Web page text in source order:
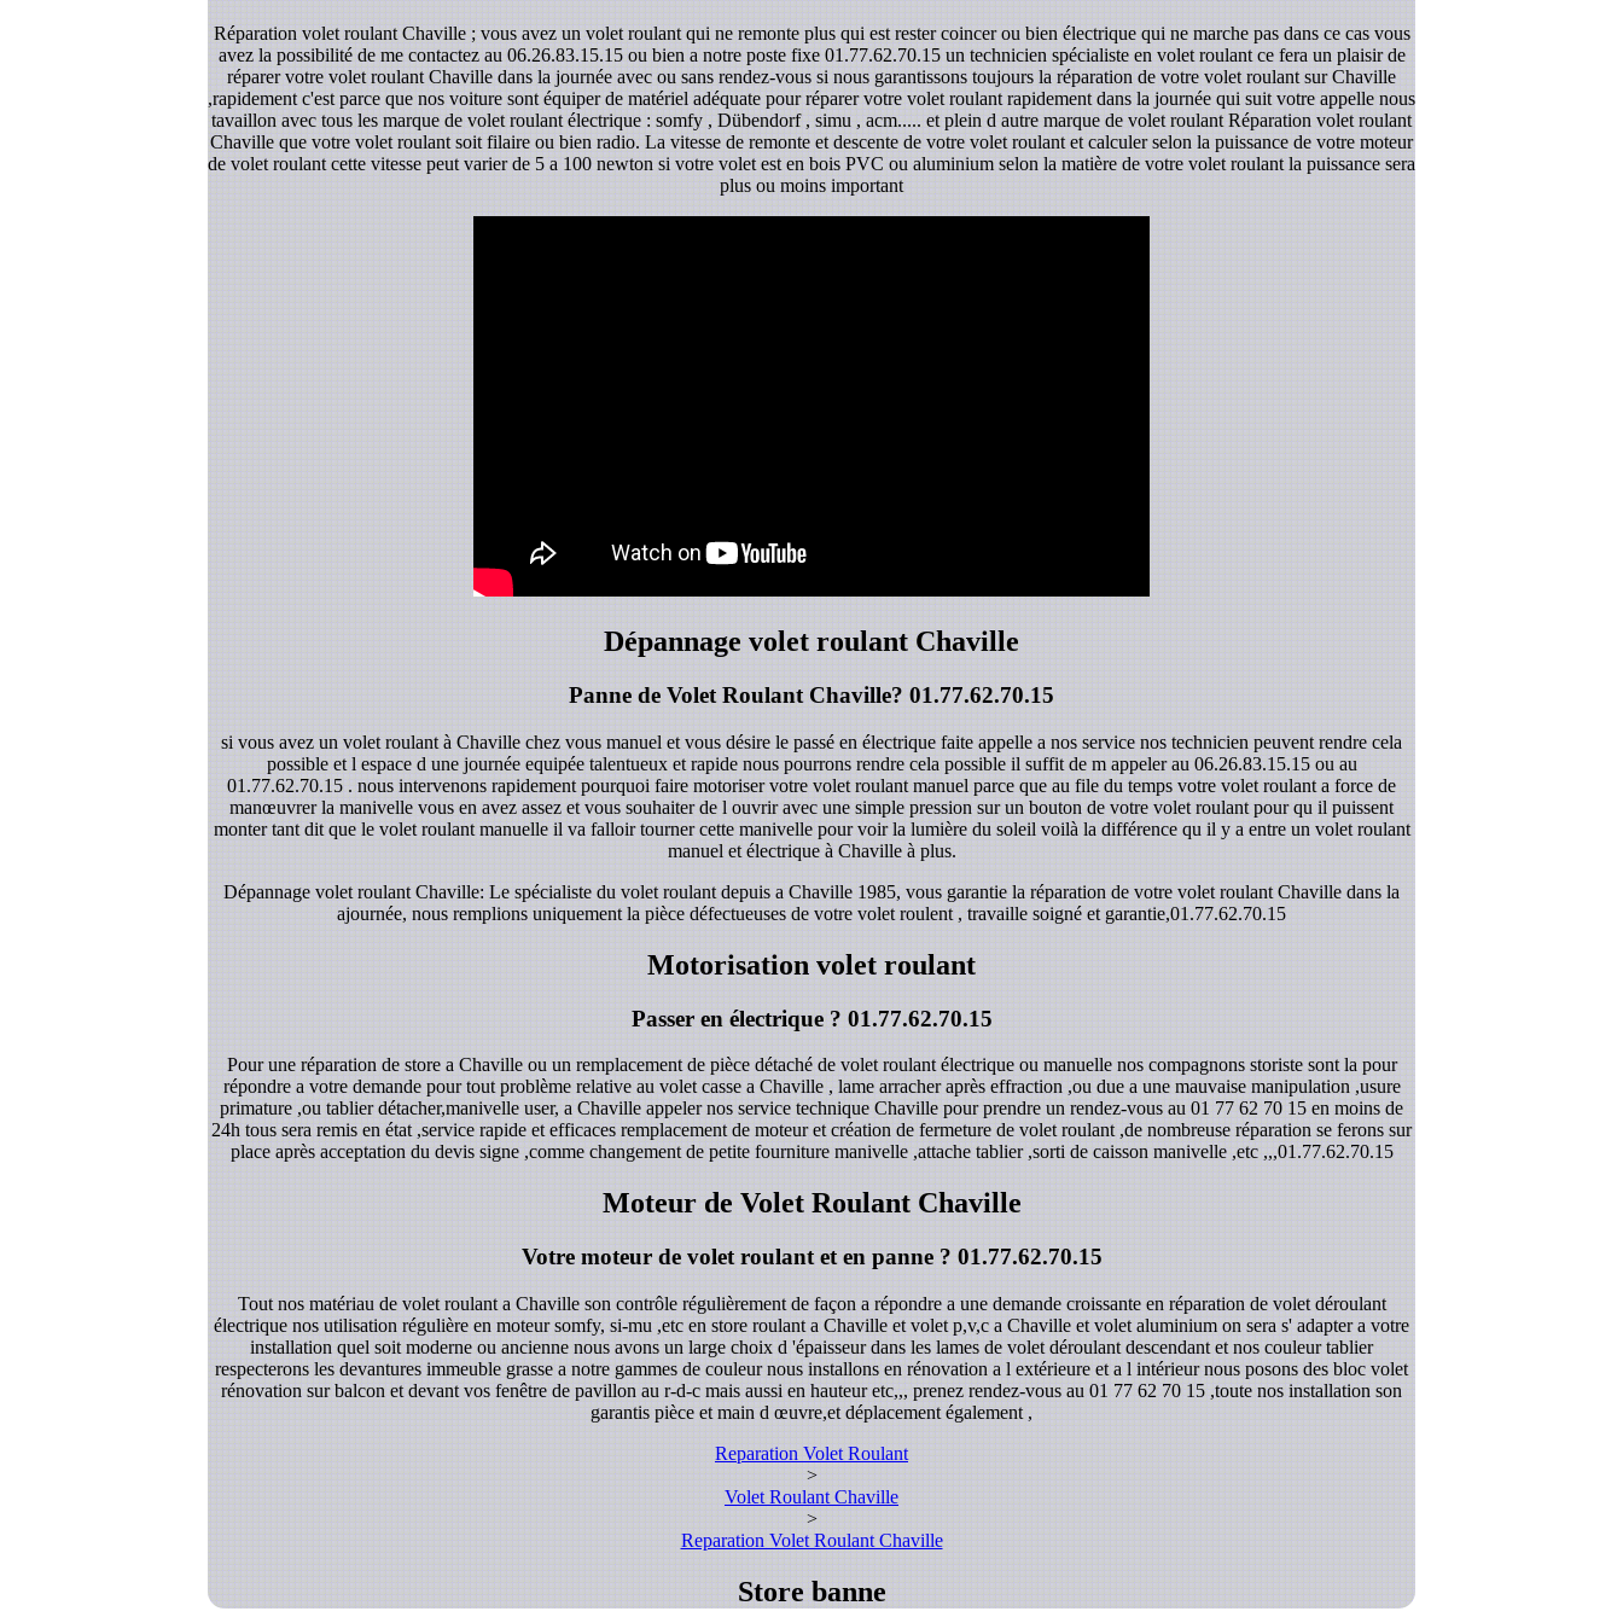
Réparation volet roulant Chaville ; vous avez un volet roulant qui ne remonte plus qui est rester coincer ou bien électrique qui ne marche pas dans ce cas vous
avez la possibilité de me contactez au 06.26.83.15.15 ou bien a notre poste fixe 01.77.62.70.15 un technicien spécialiste en volet roulant ce fera un plaisir de
réparer votre volet roulant Chaville dans la journée avec ou sans rendez-vous si nous garantissons toujours la réparation de votre volet roulant sur Chaville
,rapidement c'est parce que nos voiture sont équiper de matériel adéquate pour réparer votre volet roulant rapidement dans la journée qui suit votre appelle nous
tavaillon avec tous les marque de volet roulant électrique : somfy , Dübendorf , simu , acm..... et plein d autre marque de volet roulant Réparation volet roulant
Chaville que votre volet roulant soit filaire ou bien radio. La vitesse de remonte et descente de votre volet roulant et calculer selon la puissance de votre moteur
de volet roulant cette vitesse peut varier de 5 a 100 newton si votre volet est en bois PVC ou aluminium selon la matière de votre volet roulant la puissance sera
plus ou moins important
Dépannage volet roulant Chaville
Panne de Volet Roulant Chaville?01.77.62.70.15
si vous avez un volet roulant à Chaville chez vous manuel et vous désire le passé en électrique faite appelle a nos service nos technicien peuvent rendre cela
possible et l espace d une journée equipée talentueux et rapide nous pourrons rendre cela possible il suffit de m appeler au 06.26.83.15.15 ou au
01.77.62.70.15 . nous intervenons rapidement pourquoi faire motoriser votre volet roulant manuel parce que au file du temps votre volet roulant a force de
manœuvrer la manivelle vous en avez assez et vous souhaiter de l ouvrir avec une simple pression sur un bouton de votre volet roulant pour qu il puissent
monter tant dit que le volet roulant manuelle il va falloir tourner cette manivelle pour voir la lumière du soleil voilà la différence qu il y a entre un volet roulant
manuel et électrique à Chaville à plus.
Dépannage volet roulant Chaville: Le spécialiste du volet roulant depuis a Chaville 1985, vous garantie la réparation de votre volet roulant Chaville dans la
ajournée, nous remplions uniquement la pièce défectueuses de votre volet roulent , travaille soigné et garantie,01.77.62.70.15
Motorisation volet roulant
Passer en électrique ?01.77.62.70.15
Pour une réparation de store a Chaville ou un remplacement de pièce détaché de volet roulant électrique ou manuelle nos compagnons storiste sont la pour
répondre a votre demande pour tout problème relative au volet casse a Chaville , lame arracher après effraction ,ou due a une mauvaise manipulation ,usure
primature ,ou tablier détacher,manivelle user, a Chaville appeler nos service technique Chaville pour prendre un rendez-vous au 01 77 62 70 15 en moins de
24h tous sera remis en état ,service rapide et efficaces remplacement de moteur et création de fermeture de volet roulant ,de nombreuse réparation se ferons sur
place après acceptation du devis signe ,comme changement de petite fourniture manivelle ,attache tablier ,sorti de caisson manivelle ,etc ,,,01.77.62.70.15
Moteur de Volet Roulant Chaville
Votre moteur de volet roulant et en panne ?01.77.62.70.15
Tout nos matériau de volet roulant a Chaville son contrôle régulièrement de façon a répondre a une demande croissante en réparation de volet déroulant
électrique nos utilisation régulière en moteur somfy, si-mu ,etc en store roulant a Chaville et volet p,v,c a Chaville et volet aluminium on sera s' adapter a votre
installation quel soit moderne ou ancienne nous avons un large choix d 'épaisseur dans les lames de volet déroulant descendant et nos couleur tablier
respecterons les devantures immeuble grasse a notre gammes de couleur nous installons en rénovation a l extérieure et a l intérieur nous posons des bloc volet
rénovation sur balcon et devant vos fenêtre de pavillon au r-d-c mais aussi en hauteur etc,,, prenez rendez-vous au 01 77 62 70 15 ,toute nos installation son
garantis pièce et main d œuvre,et déplacement également ,
Reparation Volet Roulant
>
Volet Roulant Chaville
>
Reparation Volet Roulant Chaville
Store banne